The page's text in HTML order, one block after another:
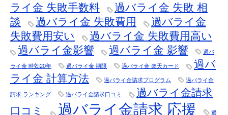
ライ金 失敗手数料
過バライ金 失敗 相
談
過バライ金 失敗費用
過バライ金
失敗費用安い
過バライ金 失敗費用高い
過バライ金影響
過バライ金 影響 過バ
ライ金 時効20年 過バライ金 期限 過バライ金 楽天カード
過バ
ライ金 計算方法
過バライ金請求プログラム 過バライ金
請求 ランキング 過バライ金請求口コミ
過バライ金請求
口コミ
過バライ金請求 応援 過